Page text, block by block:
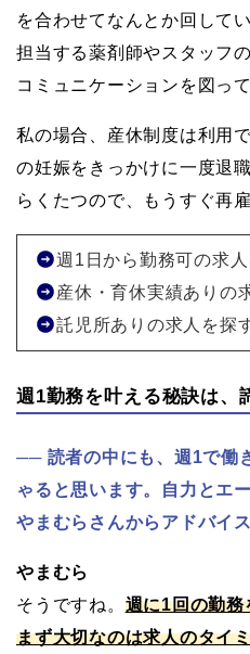
を合わせてなんとか回して
担当する薬剤師やスタッフ
コミュニケーションを図って
私の場合、産休制度は利用
の妊娠をきっかけに一度退
らくたつので、もうすぐ再
週1日から勤務可の求
産休・育休実績ありの
託児所ありの求人を探
週1勤務を叶える秘訣は、
読者の中にも、週1で働
ゃると思います。自力とエ
やまむらさんからアドバイ
やまむら
そうですね。 週に1回の勤
まず大切なのは求人のタイ